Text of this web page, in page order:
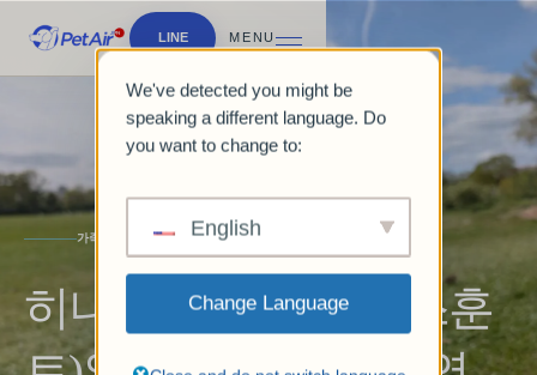
LINE MENU
가족 여행
히나타(미니어처 닥스훈
We've detected you might be
speaking a different language. Do
you want to change to:
English
Change Language